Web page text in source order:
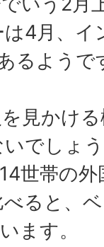
4月、
るようで
見かけ
でしょ
世帯の
ると、
ます。